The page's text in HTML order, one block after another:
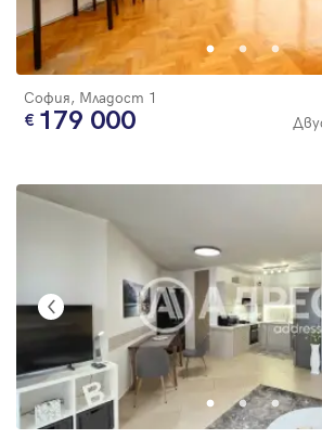
София, Младост 1
179 000
Парола
Регистрация